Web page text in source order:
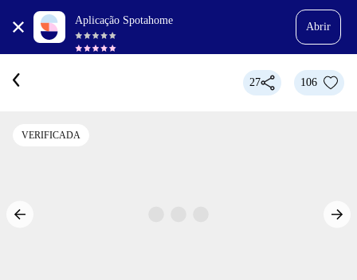
Aplicação Spotahome
Abrir
27 106
VERIFICADA